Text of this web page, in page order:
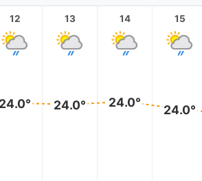
12
24.0°
13
24.0°
14
24.0°
15
24.0°